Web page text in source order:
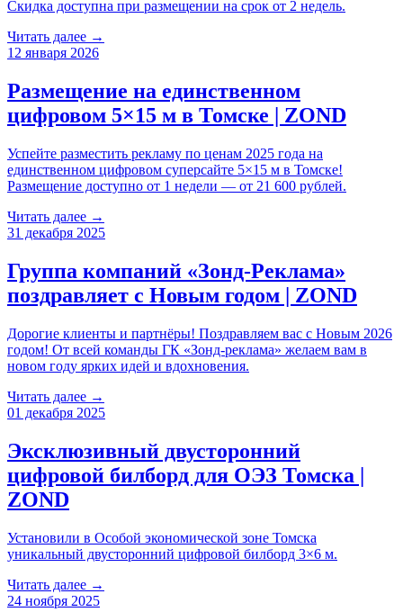
Скидка доступна при размещении на срок от 2 недель.
Читать далее →
12 января 2026
Размещение на единственном
цифровом 5×15 м в Томске | ZOND
Успейте разместить рекламу по ценам 2025 года на
единственном цифровом суперсайте 5×15 м в Томске!
Размещение доступно от 1 недели — от 21 600 рублей.
Читать далее →
31 декабря 2025
Группа компаний «Зонд-Реклама»
поздравляет с Новым годом | ZOND
Дорогие клиенты и партнёры! Поздравляем вас с Новым 2026
годом! От всей команды ГК «Зонд-реклама» желаем вам в
новом году ярких идей и вдохновения.
Читать далее →
01 декабря 2025
Эксклюзивный двусторонний
цифровой билборд для ОЭЗ Томска |
ZOND
Установили в Особой экономической зоне Томска
уникальный двусторонний цифровой билборд 3×6 м.
Читать далее →
24 ноября 2025